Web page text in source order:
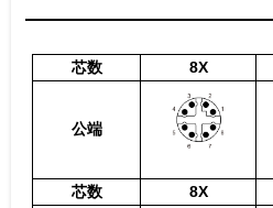
芯数 8X
公端
芯数 8X